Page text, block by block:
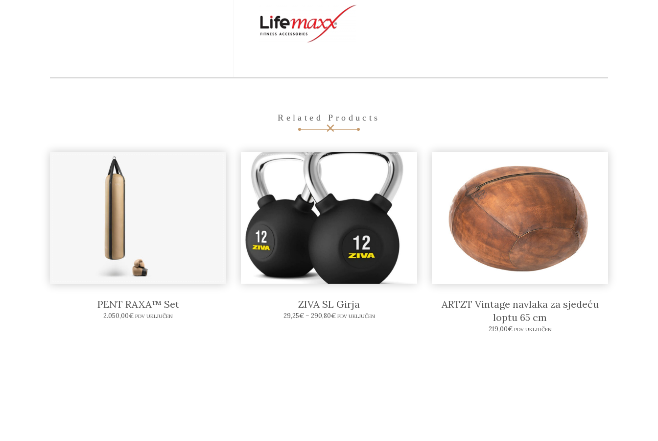
Related Products
PENT RAXA™ Set
2.050,00€ PDV UKLJUČEN
ZIVA SL Girja
29,25€– 290,80€ PDV UKLJUČEN
ARTZT Vintage navlaka za sjedeću
loptu 65 cm
219,00€ PDV UKLJUČEN